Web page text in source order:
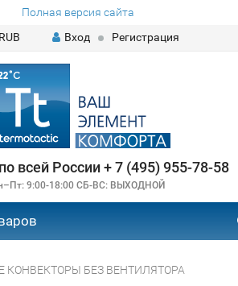
Полная версия сайта
RUB
Вход Регистрация
всей России + 7 (495) 955-78-58
9:00-18:00 СБ-ВС: ВЫХОДНОЙ
БЕЗ ВЕНТИЛЯТОРА